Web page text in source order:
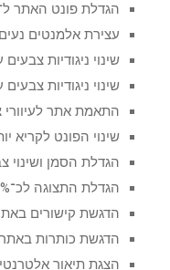
הגדלת פונט האתר ל־5 גדלים
עצירת אלמנטים
שינוי ניגודיות
שינוי ניגודיות
התאמת אתר לעיוורי
שינוי הפונט לקריא
הגדלת הסמן ושינוי
הגדלת התצוגה לכ־200%
הדגשת קישורים
הדגשת כותרות באתר
הצגת תיאור